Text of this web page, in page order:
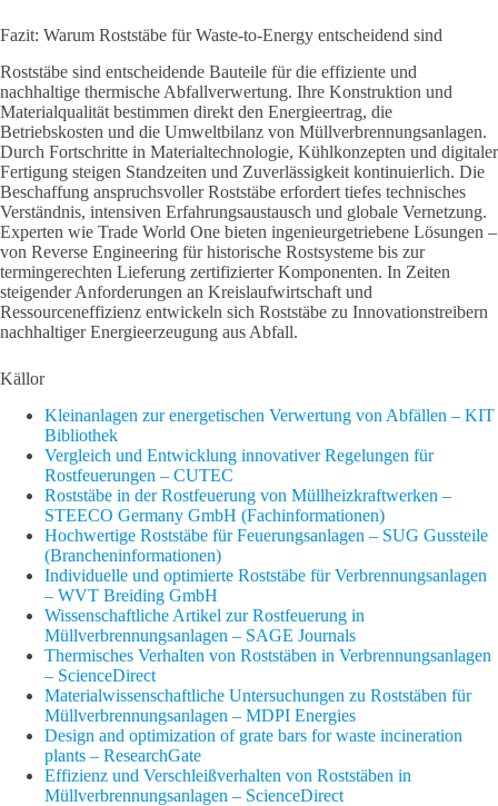
Fazit: Warum Roststäbe für Waste-to-Energy entscheidend sind
Roststäbe sind entscheidende Bauteile für die effiziente und
nachhaltige thermische Abfallverwertung. Ihre Konstruktion und
Materialqualität bestimmen direkt den Energieertrag, die
Betriebskosten und die Umweltbilanz von Müllverbrennungsanlagen.
Durch Fortschritte in Materialtechnologie, Kühlkonzepten und digitaler
Fertigung steigen Standzeiten und Zuverlässigkeit kontinuierlich. Die
Beschaffung anspruchsvoller Roststäbe erfordert tiefes technisches
Verständnis, intensiven Erfahrungsaustausch und globale Vernetzung.
Experten wie Trade World One bieten ingenieurgetriebene Lösungen –
von Reverse Engineering für historische Rostsysteme bis zur
termingerechten Lieferung zertifizierter Komponenten. In Zeiten
steigender Anforderungen an Kreislaufwirtschaft und
Ressourceneffizienz entwickeln sich Roststäbe zu Innovationstreibern
nachhaltiger Energieerzeugung aus Abfall.
Källor
Kleinanlagen zur energetischen Verwertung von Abfällen – KIT
Bibliothek
Vergleich und Entwicklung innovativer Regelungen für
Rostfeuerungen – CUTEC
Roststäbe in der Rostfeuerung von Müllheizkraftwerken –
STEECO Germany GmbH (Fachinformationen)
Hochwertige Roststäbe für Feuerungsanlagen – SUG Gussteile
(Brancheninformationen)
Individuelle und optimierte Roststäbe für Verbrennungsanlagen
– WVT Breiding GmbH
Wissenschaftliche Artikel zur Rostfeuerung in
Müllverbrennungsanlagen – SAGE Journals
Thermisches Verhalten von Roststäben in Verbrennungsanlagen
– ScienceDirect
Materialwissenschaftliche Untersuchungen zu Roststäben für
Müllverbrennungsanlagen – MDPI Energies
Design and optimization of grate bars for waste incineration
plants – ResearchGate
Effizienz und Verschleißverhalten von Roststäben in
Müllverbrennungsanlagen – ScienceDirect